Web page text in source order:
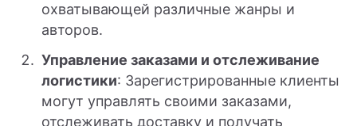
охватывающей различные жанры и
авторов.
Управление заказами и отслеживание
логистики: Зарегистрированные клиенты
могут управлять своими заказами,
отслеживать доставку и получать